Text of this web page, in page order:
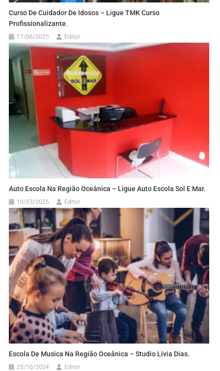
Curso De Cuidador De Idosos – Ligue TMK Curso
Profissionalizante.
17/06/2025 Editor
Auto Escola Na Região Oceânica – Ligue Auto Escola Sol E Mar.
10/03/2025 Editor
Escola De Musica Na Região Oceânica – Studio Lívia Dias.
25/10/2024 Editor